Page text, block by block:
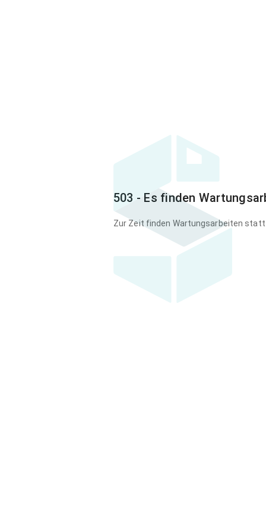
503 - Es finden
Zur Zeit finden Wartungsarbeiten statt.